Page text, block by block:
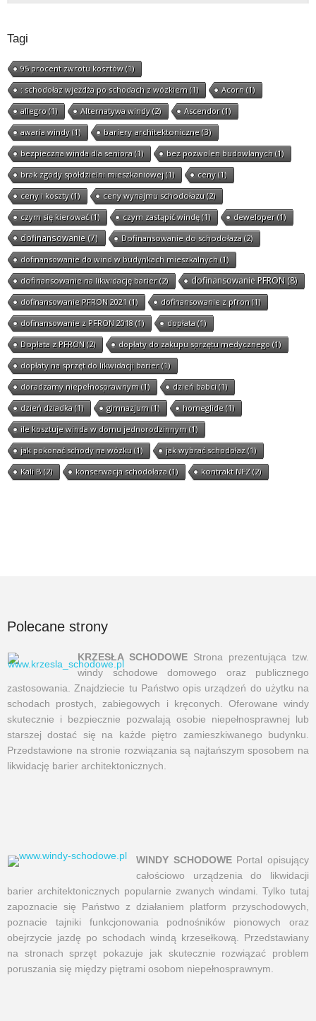
Tagi
95 procent zwrotu kosztów(1)
: schodołaz wjeżdża po schodach z wózkiem (1) Acorn (1)
allegro (1) Alternatywa windy(2) Ascendor(1)
awaria windy(1) bariery architektoniczne (3)
bezpieczna winda dla seniora (1) bez pozwolen budowlanych (1)
brak zgody spółdzielni mieszkaniowej (1) ceny(1)
ceny i koszty(1) ceny wynajmu schodołazu (2)
czym się kierować(1) czym zastąpić windę(1) deweloper(1)
dofinansowanie (7) Dofinansowanie do schodołaza (2)
dofinansowanie do wind w budynkach mieszkalnych (1)
dofinansowanie na likwidację barier(2) dofinansowanie PFRON (8)
dofinansowanie PFRON 2021 (1) dofinansowanie z pfron (1)
dofinansowanie z PFRON 2018 (1) dopłata (1)
Dopłata z PFRON (2) dopłaty do zakupu sprzętu medycznego (1)
dopłaty na sprzęt do likwidacji barier(1)
doradzamy niepełnosprawnym (1) dzień babci (1)
dzień dziadka (1) gimnazjum (1) homeglide (1)
ile kosztuje winda w domu jednorodzinnym (1)
jak pokonać schody na wózku (1) jak wybrać schodołaz (1)
Kali B (2) konserwacja schodołaza (1) kontrakt NFZ(2)
Polecane strony
KRZESŁA SCHODOWE Strona prezentująca tzw.
windy schodowe domowego oraz publicznego
zastosowania. Znajdziecie tu Państwo opis urządzeń do użytku na
schodach prostych, zabiegowych i kręconych. Oferowane windy
skutecznie i bezpiecznie pozwalają osobie niepełnosprawnej lub
starszej dostać się na każde piętro zamieszkiwanego budynku.
Przedstawione na stronie rozwiązania są najtańszym sposobem na
likwidację barier architektonicznych.
WINDY SCHODOWE Portal opisujący
całościowo urządzenia do likwidacji
barier architektonicznych popularnie zwanych windami. Tylko tutaj
zapoznacie się Państwo z działaniem platform przyschodowych,
poznacie tajniki funkcjonowania podnośników pionowych oraz
obejrzycie jazdę po schodach windą krzesełkową. Przedstawiany
na stronach sprzęt pokazuje jak skutecznie rozwiązać problem
poruszania się między piętrami osobom niepełnosprawnym.